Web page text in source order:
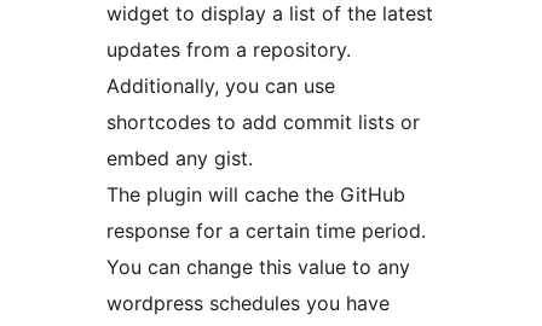
widget to display a list of the latest
updates from a repository.
Additionally, you can use
shortcodes to add commit lists or
embed any gist.
The plugin will cache the GitHub
response for a certain time period.
You can change this value to any
wordpress schedules you have